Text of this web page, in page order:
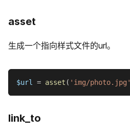
asset
生成一个指向样式文件的url。
$url = asset ( 'img/photo.jpg'
link_to